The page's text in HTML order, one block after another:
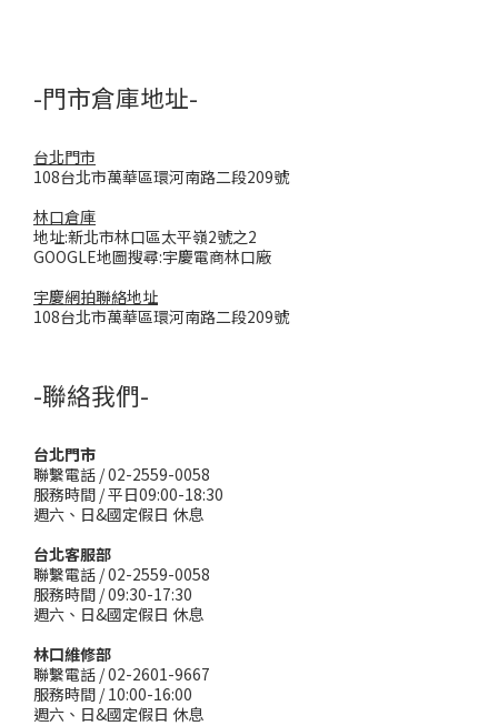
-門市倉庫地址-
台北門市
108台北市萬華區環河南路二段209號
林口倉庫
地址:新北市林口區太平嶺2號之2
GOOGLE地圖搜尋:宇慶電商林口廠
宇慶網拍聯絡地址
108台北市萬華區環河南路二段209號
-聯絡我們-
台北門市
聯繫電話 / 02-2559-0058
服務時間 / 平日09:00-18:30
週六、日&國定假日 休息
台北客服部
聯繫電話 / 02-2559-0058
服務時間 / 09:30-17:30
週六、日&國定假日 休息
林口維修部
聯繫電話 / 02-2601-9667
服務時間 / 10:00-16:00
週六、日&國定假日 休息